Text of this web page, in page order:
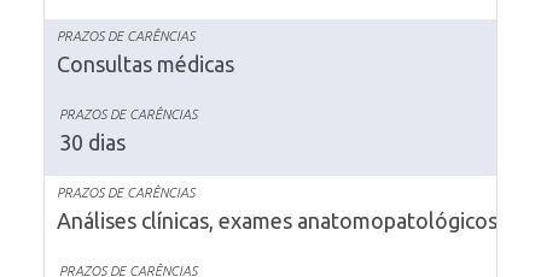
Consultas médicas
30 dias
Análises clínicas, exames anatomopatológicos e